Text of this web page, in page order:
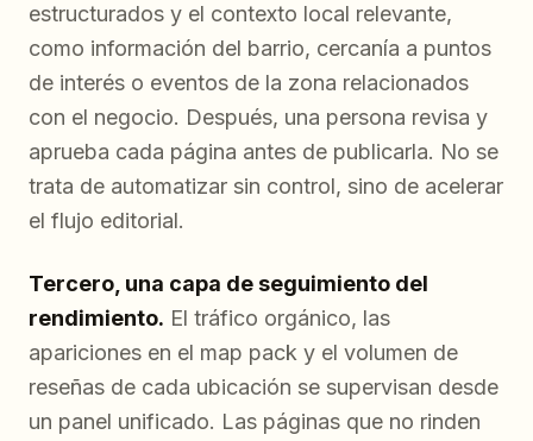
estructurados y el contexto local relevante,
como información del barrio, cercanía a puntos
de interés o eventos de la zona relacionados
con el negocio. Después, una persona revisa y
aprueba cada página antes de publicarla. No se
trata de automatizar sin control, sino de acelerar
el flujo editorial.
Tercero, una capa de seguimiento del
rendimiento. El tráfico orgánico, las
apariciones en el map pack y el volumen de
reseñas de cada ubicación se supervisan desde
un panel unificado. Las páginas que no rinden